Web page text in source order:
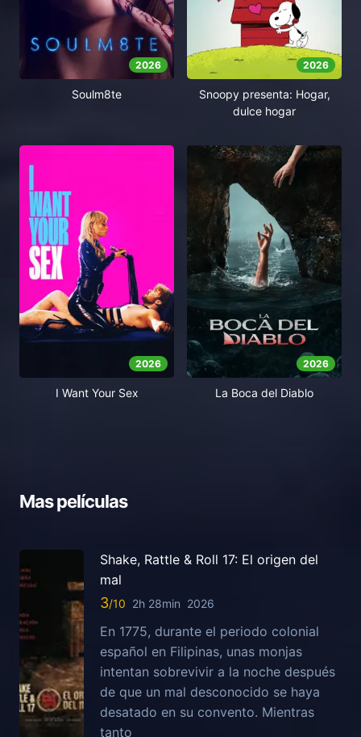
2026
Soulm8te
2026
Snoopy presenta: Hogar,
dulce hogar
2026
I Want Your Sex
2026
La Boca del Diablo
Mas películas
Shake, Rattle & Roll 17: El origen del
mal
3 2h 28min 2026
En 1775, durante el periodo colonial
español en Filipinas, unas monjas
intentan sobrevivir a la noche después
de que un mal desconocido se haya
desatado en su convento. Mientras
tanto